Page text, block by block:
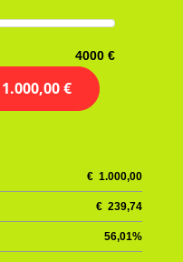
4000 €
1.000,00 €
€1.000,00
€239,74
56,01%